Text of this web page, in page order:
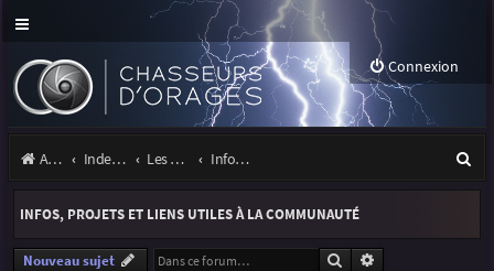
Connexion
Accueil Index du forum Les orages Infos, projets et liens utiles à la communauté
e
INFOS, PROJETS ET LIENS UTILES À LA COMMUNAUTÉ
Nouveau sujet Rechercher